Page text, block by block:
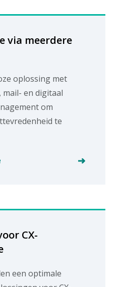
via meerdere
oplossing met
en digitaal
om
te
CX-
een optimale